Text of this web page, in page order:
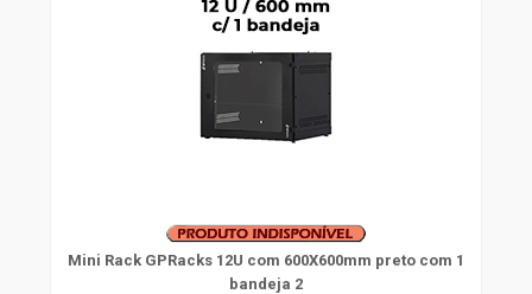
Mini Rack GPRacks 12U com 600X600mm preto com 1
bandeja 2